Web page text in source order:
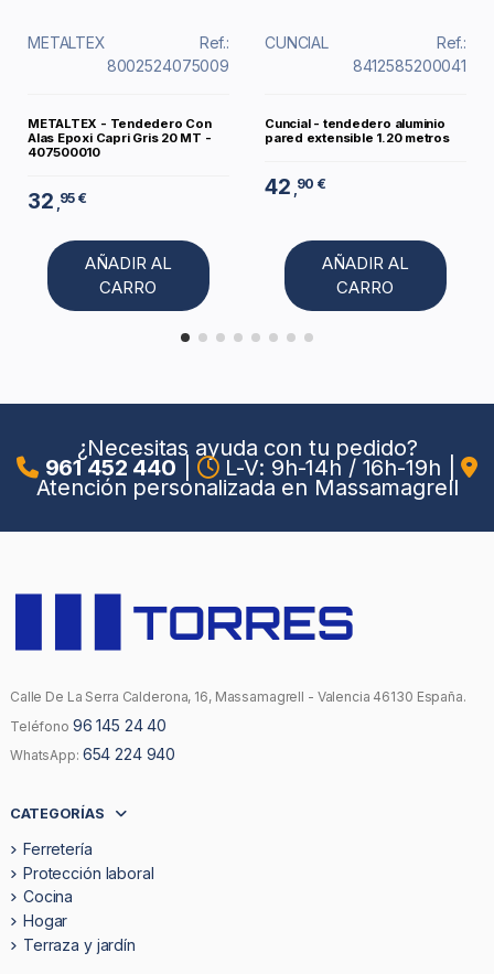
METALTEX
Ref.:
8002524075009
METALTEX - Tendedero Con
Alas Epoxi Capri Gris 20 MT -
407500010
32 ,95 €
AÑADIR AL
CARRO
CUNCIAL
Ref.:
8412585200041
Cuncial - tendedero aluminio
pared extensible 1.20 metros
42 ,90 €
AÑADIR AL
CARRO
¿Necesitas ayuda con tu pedido?
961 452 440 L-V: 9h-14h / 16h-19h
Atención personalizada en Massamagrell
Calle De La Serra Calderona, 16, Massamagrell - Valencia 46130 España.
Teléfono 96 145 24 40
WhatsApp: 654 224 940
CATEGORÍAS
Ferretería
Protección laboral
Cocina
Hogar
Terraza y jardín